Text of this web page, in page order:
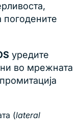
погодените
уредите
во мрежната
(lateral